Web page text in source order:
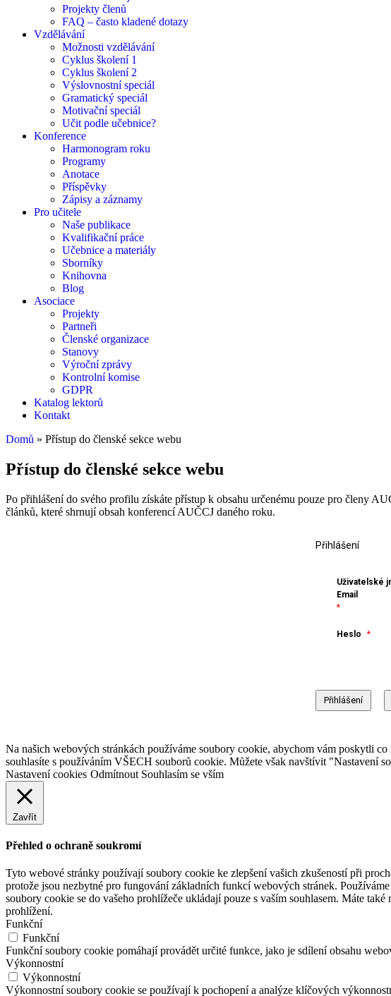
Projekty členů
FAQ – často kladené dotazy
Vzdělávání
Možnosti vzdělávání
Cyklus školení 1
Cyklus školení 2
Výslovnostní speciál
Gramatický speciál
Motivační speciál
Učit podle učebnice?
Konference
Harmonogram roku
Programy
Anotace
Příspěvky
Zápisy a záznamy
Pro učitele
Naše publikace
Kvalifikační práce
Učebnice a materiály
Sborníky
Knihovna
Blog
Asociace
Projekty
Partneři
Členské organizace
Stanovy
Výroční zprávy
Kontrolní komise
GDPR
Katalog lektorů
Kontakt
Domů » Přístup do členské sekce webu
Přístup do členské sekce webu
Po přihlášení do svého profilu získáte přístup k obsahu určenému pouze pro členy
článků, které shrnují obsah konferencí AUČCJ daného roku.
Přihlášení
Uživatelské
Email
*
Heslo *
Na našich webových stránkách používáme soubory cookie, abychom vám poskytli
souhlasíte s používáním VŠECH souborů cookie. Můžete však navštívit "Nastavení
Nastavení cookies Odmítnout Souhlasím se vším
Zavřít
Přehled o ochraně soukromí
Tyto webové stránky používají soubory cookie ke zlepšení vašich zkušeností při
protože jsou nezbytné pro fungování základních funkcí webových stránek.
soubory cookie se do vašeho prohlížeče ukládají pouze s vaším souhlasem. Máte
prohlížení.
Funkční
Funkční
Funkční soubory cookie pomáhají provádět určité funkce, jako je sdílení obsahu
Výkonnostní
Výkonnostní
Výkonnostní soubory cookie se používají k pochopení a analýze klíčových